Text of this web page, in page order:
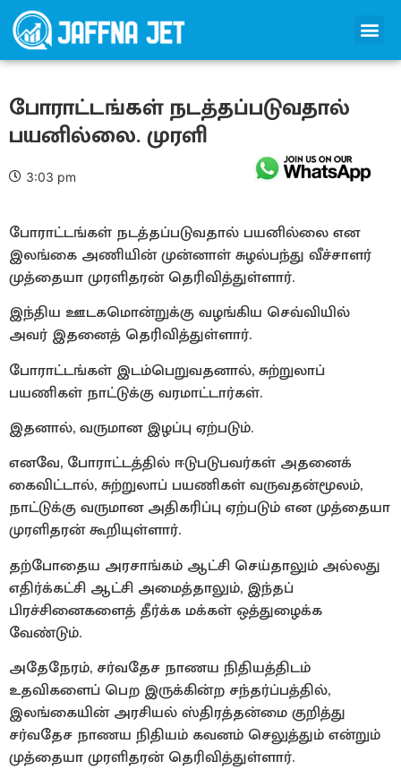
போராட்டங்கள் நடத்தப்படுவதால்
பயனில்லை. முரளி
3:03 pm
போராட்டங்கள் நடத்தப்படுவதால் பயனில்லை என
இலங்கை அணியின் முன்னாள் சுழல்பந்து வீச்சாளர்
முத்தையா முரளிதரன் தெரிவித்துள்ளார்.
இந்திய ஊடகமொன்றுக்கு வழங்கிய செவ்வியில்
அவர் இதனைத் தெரிவித்துள்ளார்.
போராட்டங்கள் இடம்பெறுவதனால், சுற்றுலாப்
பயணிகள் நாட்டுக்கு வரமாட்டார்கள்.
இதனால், வருமான இழப்பு ஏற்படும்.
எனவே, போராட்டத்தில் ஈடுபடுபவர்கள் அதனைக்
கைவிட்டால், சுற்றுலாப் பயணிகள் வருவதன்மூலம்,
நாட்டுக்கு வருமான அதிகரிப்பு ஏற்படும் என முத்தையா
முரளிதரன் கூறியுள்ளார்.
தற்போதைய அரசாங்கம் ஆட்சி செய்தாலும் அல்லது
எதிர்க்கட்சி ஆட்சி அமைத்தாலும், இந்தப்
பிரச்சினைகளைத் தீர்க்க மக்கள் ஒத்துழைக்க
வேண்டும்.
அதேநேரம், சர்வதேச நாணய நிதியத்திடம்
உதவிகளைப் பெற இருக்கின்ற சந்தர்ப்பத்தில்,
இலங்கையின் அரசியல் ஸ்திரத்தன்மை குறித்து
சர்வதேச நாணய நிதியம் கவனம் செலுத்தும் என்றும்
முத்தையா முரளிதரன் தெரிவித்துள்ளார்.